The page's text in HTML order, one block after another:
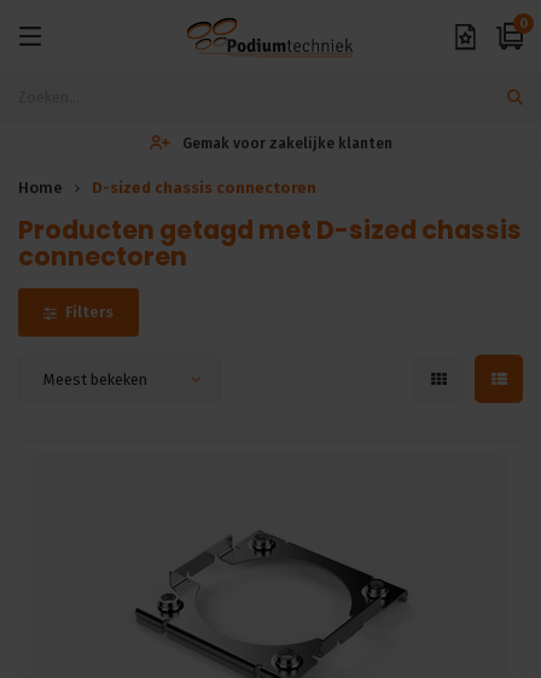
0
Gemak voor zakelijke klanten
Home D-sized chassis connectoren
Producten getagd met D-sized chassis
connectoren
Filters
Meest bekeken